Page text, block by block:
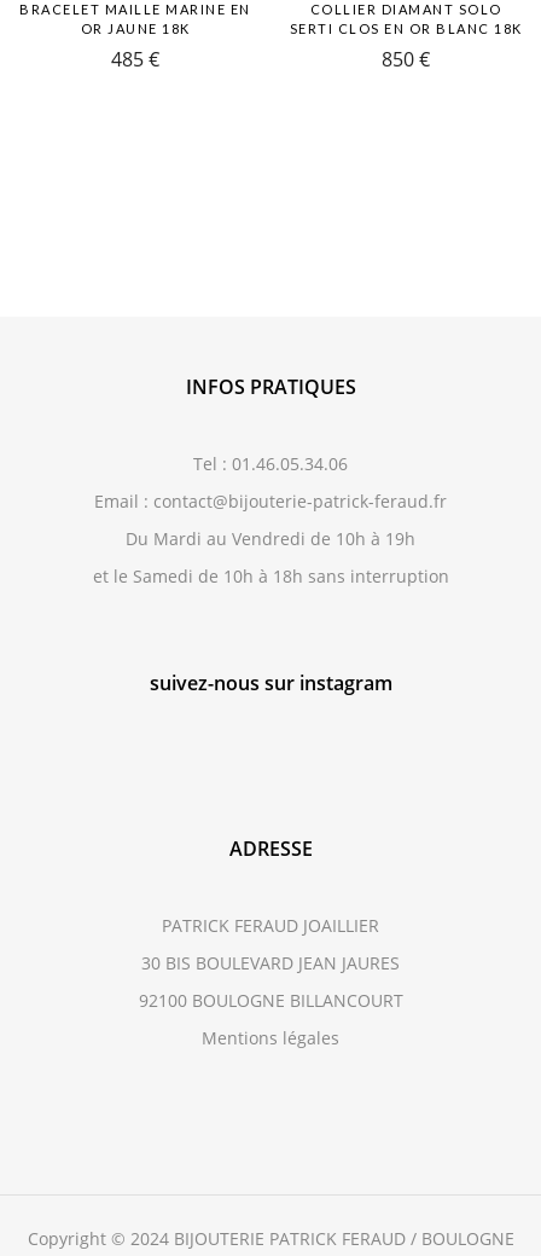
BRACELET MAILLE MARINE EN
OR JAUNE 18K
485€
COLLIER DIAMANT SOLO
SERTI CLOS EN OR BLANC 18K
850€
INFOS PRATIQUES
Tel : 01.46.05.34.06
Email : contact@bijouterie-patrick-feraud.fr
Du Mardi au Vendredi de 10h à 19h
et le Samedi de 10h à 18h sans interruption
suivez-nous sur instagram
ADRESSE
PATRICK FERAUD JOAILLIER
30 BIS BOULEVARD JEAN JAURES
92100 BOULOGNE BILLANCOURT
Mentions légales
Copyright © 2024 BIJOUTERIE PATRICK FERAUD / BOULOGNE